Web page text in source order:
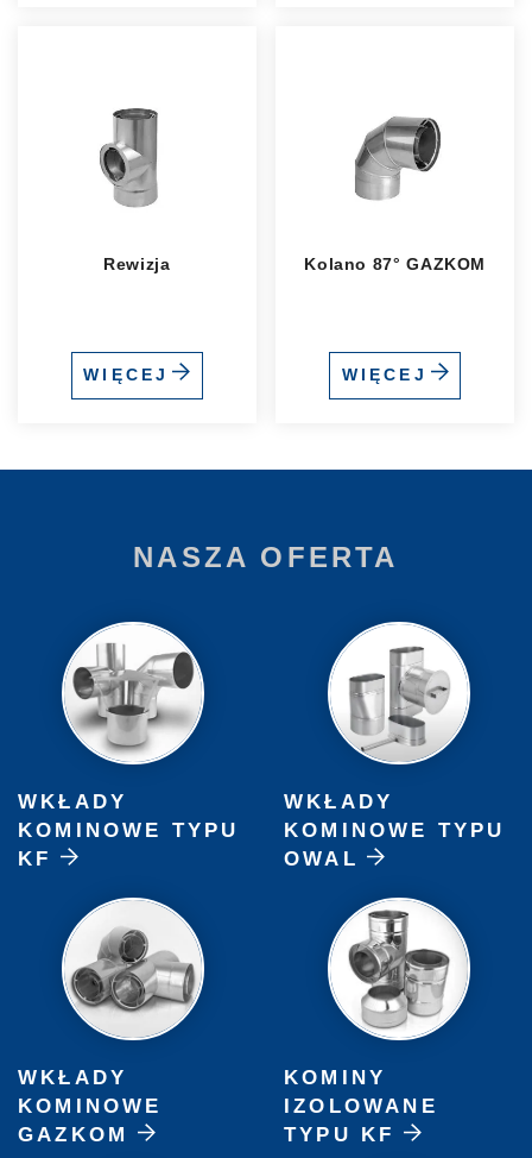
Rewizja
WIĘCEJ
Kolano 87° GAZKOM
WIĘCEJ
NASZA OFERTA
WKŁADY
KOMINOWE TYPU
KF
WKŁADY
KOMINOWE TYPU
OWAL
WKŁADY
KOMINOWE
GAZKOM
KOMINY
IZOLOWANE
TYPU KF